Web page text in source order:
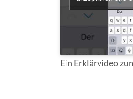
Ein Erklärvideo